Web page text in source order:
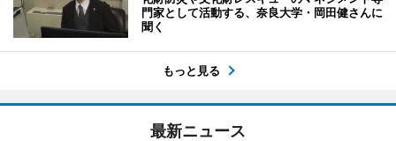
門家として活動する、奈良大学・岡田健さんに
聞く
もっと見る
最新ニュース